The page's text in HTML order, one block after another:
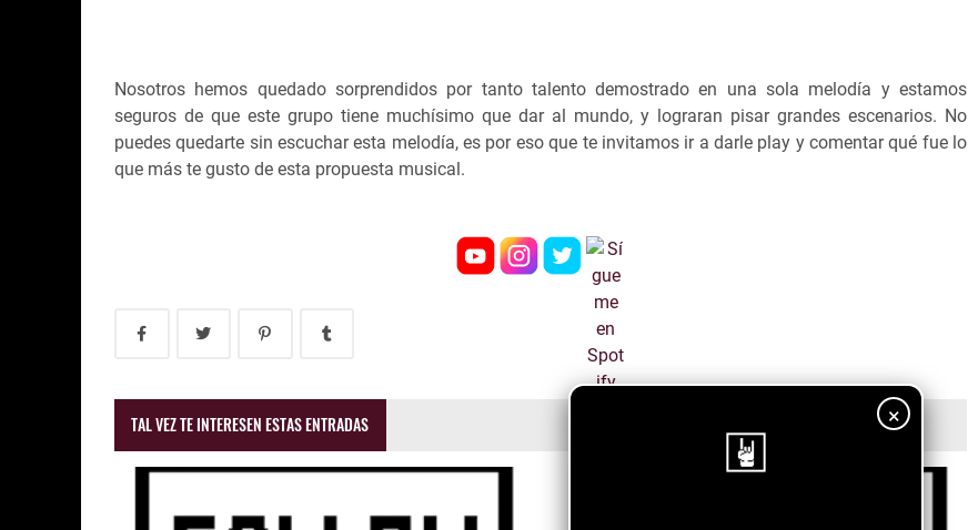
×
Nosotros hemos quedado sorprendidos por tanto talento demostrado en una sola melodía y estamos
seguros de que este grupo tiene muchísimo que dar al mundo, y lograran pisar grandes escenarios. No
puedes quedarte sin escuchar esta melodía, es por eso que te invitamos ir a darle play y comentar qué fue lo
que más te gusto de esta propuesta musical.
TAL VEZ TE INTERESEN ESTAS ENTRADAS